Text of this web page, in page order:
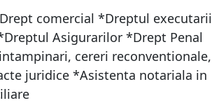
comercial *Dreptul executarii
Asigurarilor *Drept Penal
cereri reconventionale,
juridice *Asistenta notariala in